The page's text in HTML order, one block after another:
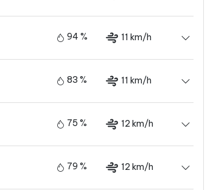
94 % 11 km/h
83 % 11 km/h
75 % 12 km/h
79 % 12 km/h